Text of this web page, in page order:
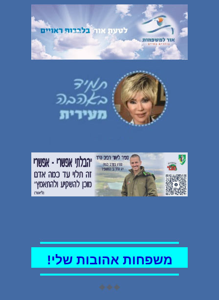
משפחות אהובות שלי!
🔶🔶🔶